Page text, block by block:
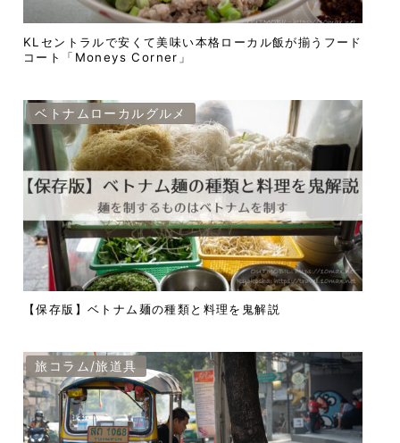
KLセントラルで安くて美味い本格ローカル飯が揃うフード
コート「Moneys Corner」
ベトナムローカルグルメ
【保存版】ベトナム麺の種類と料理を鬼解説
旅コラム/旅道具